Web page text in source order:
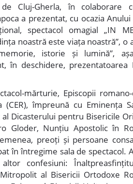
de Cluj-Gherla, în colaborare
a prezentat, cu ocazia Anului
spectacol omagial „IN
noastră este viața noastră”, o
istorie și lumină”,
în deschidere, prezentatoarea
mărturie, Episcopii
(CER), împreună cu Eminența
Dicasterului pentru Bisericile
Gloder, Nunțiu Apostolic în
preoți și persoane
în întregime sala de spectacol.
confesiuni:
al Bisericii Ortodoxe